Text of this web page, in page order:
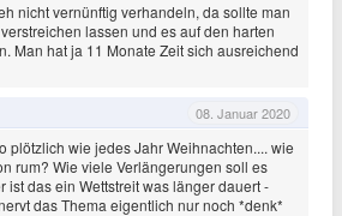
nicht vernünftig verhandeln, da sollte man
lassen und es auf den harten
Man hat ja 11 Monate Zeit sich ausreichend
08. Januar 2020
plötzlich wie jedes Jahr Weihnachten.... wie
rum? Wie viele Verlängerungen soll es
ist das ein Wettstreit was länger dauert -
das Thema eigentlich nur noch *denk*